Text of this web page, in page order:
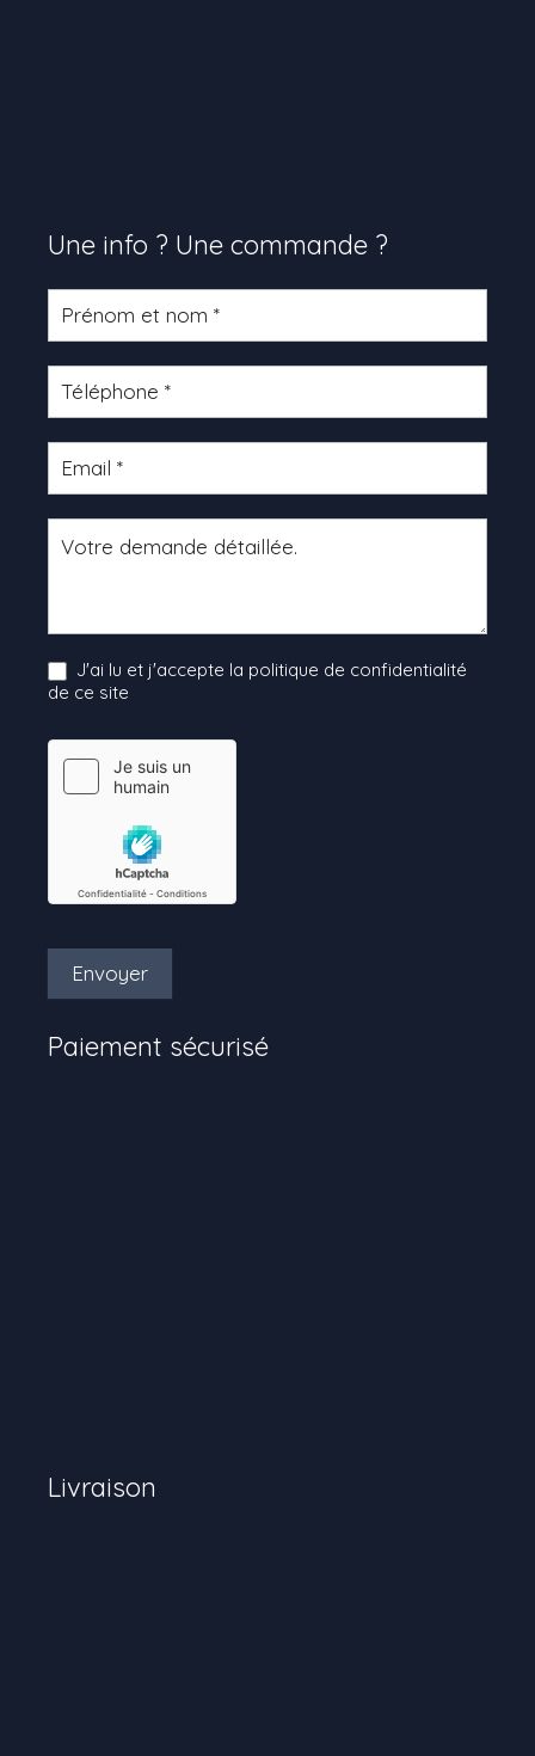
Une info ? Une commande ?
Formulaire
produit
J'ai lu et j'accepte la politique de confidentialité
de ce site
Envoyer
Paiement sécurisé
Livraison